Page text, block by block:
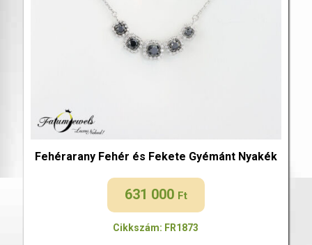
Fehérarany Fehér és Fekete Gyémánt Nyakék
631 000 Ft
Cikkszám: FR1873